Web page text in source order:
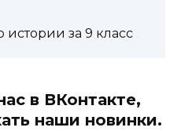
истории за 9 класс
в ВКонтакте,
наши новинки.